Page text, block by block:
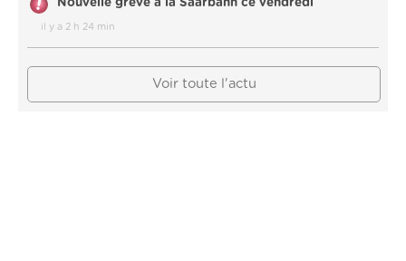
Nouvelle grève à la Saarbahn ce vendredi
il y a 2 h 24 min
Voir toute l'actu